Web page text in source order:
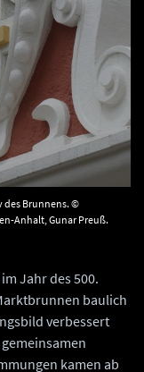
des Brunnens. ©
Anhalt, Gunar Preuß.
Jahr des 500.
baulich
verbessert
kamen ab